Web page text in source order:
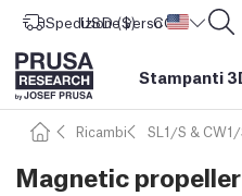
Spedizione verso Stati
USD ($) CORE One L: Ora disponibile!
Stampanti
Ricambi SL1/S & CW1/
Magnetic propeller